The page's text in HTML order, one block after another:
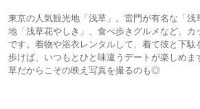
東京の人気観光地「浅草」。雷門が有名な「浅
地「浅草花やしき」、食べ歩きグルメなど、カ
です。着物や浴衣レンタルして、着て彼と下駄
歩けば、いつもとひと味違うデートが楽しめ
草だからこその映え写真を撮るのも◎